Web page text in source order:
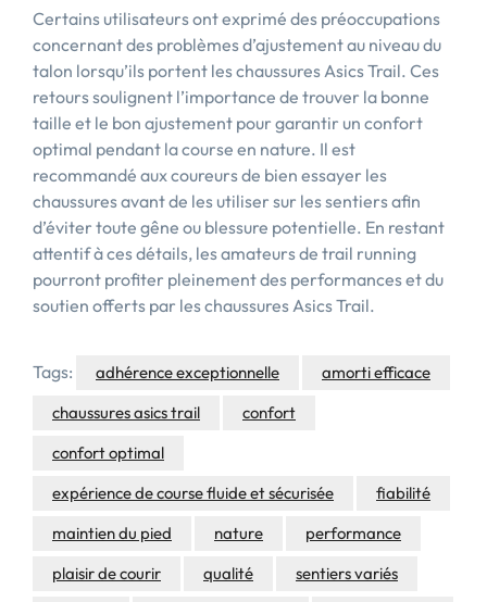
Certains utilisateurs ont exprimé des préoccupations
concernant des problèmes d’ajustement au niveau du
talon lorsqu’ils portent les chaussures Asics Trail. Ces
retours soulignent l’importance de trouver la bonne
taille et le bon ajustement pour garantir un confort
optimal pendant la course en nature. Il est
recommandé aux coureurs de bien essayer les
chaussures avant de les utiliser sur les sentiers afin
d’éviter toute gêne ou blessure potentielle. En restant
attentif à ces détails, les amateurs de trail running
pourront profiter pleinement des performances et du
soutien offerts par les chaussures Asics Trail.
Tags: adhérence exceptionnelle
amorti efficace
chaussures asics trail
confort
confort optimal
expérience de course fluide et sécurisée
fiabilité
maintien du pied
nature
performance
plaisir de courir
qualité
sentiers variés